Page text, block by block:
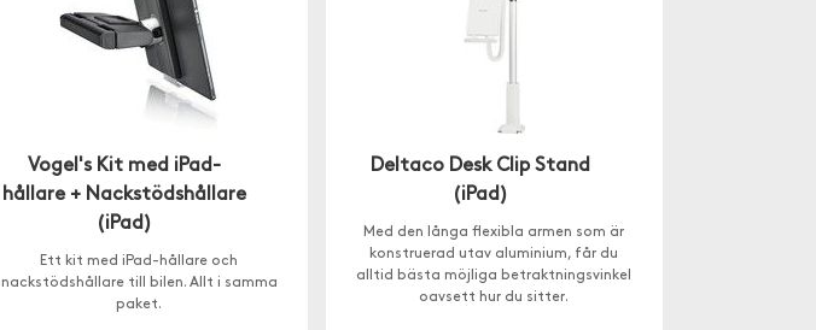
Vogel's Kit med iPad-
hållare + Nackstödshållare
(iPad)
Ett kit med iPad-hållare och
nackstödshållare till bilen. Allt i samma
paket.
Deltaco Desk Clip Stand
(iPad)
Med den långa flexibla armen som är
konstruerad utav aluminium, får du
alltid bästa möjliga betraktningsvinkel
oavsett hur du sitter.